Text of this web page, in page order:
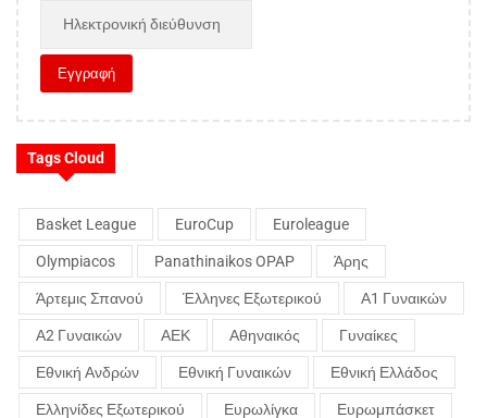
Tags Cloud
Basket League EuroCup Euroleague
Olympiacos Panathinaikos OPAP Άρης
Άρτεμις Σπανού Έλληνες Εξωτερικού Α1 Γυναικών
Α2 Γυναικών ΑΕΚ Αθηναικός Γυναίκες
Εθνική Ανδρών Εθνική Γυναικών Εθνική Ελλάδος
Ελληνίδες Εξωτερικού Ευρωλίγκα Ευρωμπάσκετ